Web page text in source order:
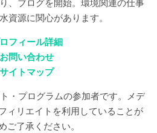
、ブログを開始。環境関連の仕事
資源に関心があります。
フィール詳細
お問い合わせ
サイトマップ
・プログラムの参加者です。メデ
ィリエイトを利用していることが
ご了承ください。